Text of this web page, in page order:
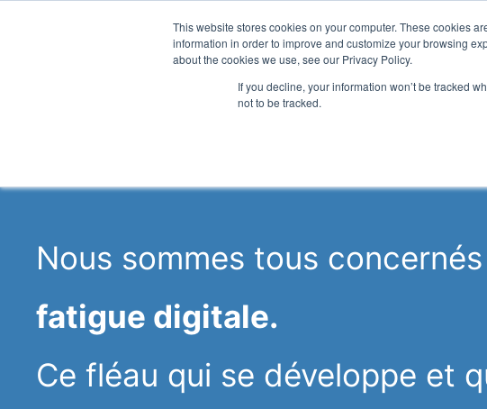
This website stores cookies on your computer. These cookies
information in order to improve and customize your browsing
about the cookies we use, see our Privacy Policy.
If you decline, your information won’t be tracked
not to be tracked.
Fatigue Digitale Enjeux Solutions digitales
Nous sommes tous
fatigue digitale.
Ce fléau qui se développe et